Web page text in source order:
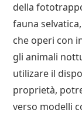
della
fauna
che operi con
gli animali
utilizare il
proprietà,
verso modelli